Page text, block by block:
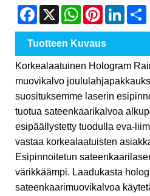
Facebook
X WhatsAppPinterest
Tuotteen Kuvaus
Korkealaatuinen Hologram
muovikalvo
suosituksemme laserin
tuotua sateenkaarikalvoa
esipäällystetty tuodulla eva-
vastaa korkealaatuisten
Esipinnoitetun
värikkäämpi. Laadukasta
sateenkaarimuovikalvoa